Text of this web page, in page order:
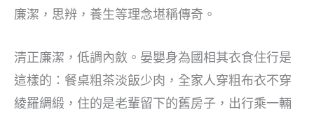
廉潔，思辨，養生等理念堪稱傳奇。
清正廉潔，低調內斂。晏嬰身為國相其衣食住行是
這樣的：餐桌粗茶淡飯少肉，全家人穿粗布衣不穿
綾羅綢緞，住的是老輩留下的舊房子，出行乘一輛